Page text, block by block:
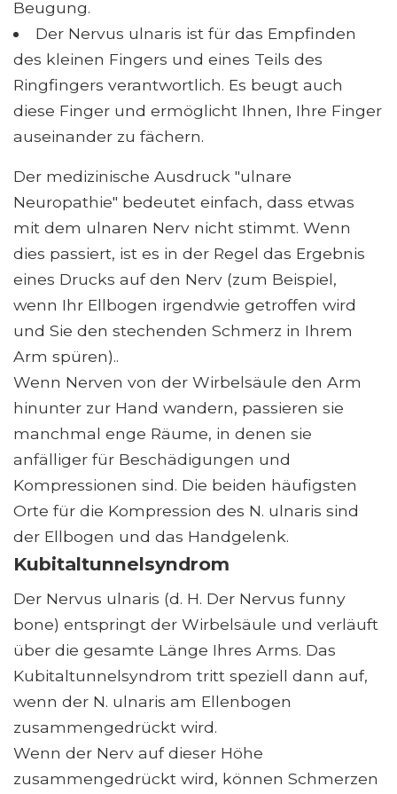
Beugung.
Der Nervus ulnaris ist für das Empfinden
des kleinen Fingers und eines Teils des
Ringfingers verantwortlich. Es beugt auch
diese Finger und ermöglicht Ihnen, Ihre Finger
auseinander zu fächern.
Der medizinische Ausdruck "ulnare
Neuropathie" bedeutet einfach, dass etwas
mit dem ulnaren Nerv nicht stimmt. Wenn
dies passiert, ist es in der Regel das Ergebnis
eines Drucks auf den Nerv (zum Beispiel,
wenn Ihr Ellbogen irgendwie getroffen wird
und Sie den stechenden Schmerz in Ihrem
Arm spüren)..
Wenn Nerven von der Wirbelsäule den Arm
hinunter zur Hand wandern, passieren sie
manchmal enge Räume, in denen sie
anfälliger für Beschädigungen und
Kompressionen sind. Die beiden häufigsten
Orte für die Kompression des N. ulnaris sind
der Ellbogen und das Handgelenk.
Kubitaltunnelsyndrom
Der Nervus ulnaris (d. H. Der Nervus funny
bone) entspringt der Wirbelsäule und verläuft
über die gesamte Länge Ihres Arms. Das
Kubitaltunnelsyndrom tritt speziell dann auf,
wenn der N. ulnaris am Ellenbogen
zusammengedrückt wird.
Wenn der Nerv auf dieser Höhe
zusammengedrückt wird, können Schmerzen